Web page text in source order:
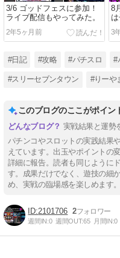
3/6 ゴッドフェスに参加！
ライブ配信もやってみた。
2年5ヶ月前
8
3
#日記 #攻略 #パチスロ #
#スリーセブンタウン #りーや
このブログのここがポイン
実戦結果と運勢
パチンコやスロットの実践結果
えています。出玉やポイントの
詳細に報告。読者も同じように
す。成果だけでなく、遊技の細
め、実戦の臨場感を楽しめます。
2101706 2
週間IN:0 週間OUT:65 月間IN:0